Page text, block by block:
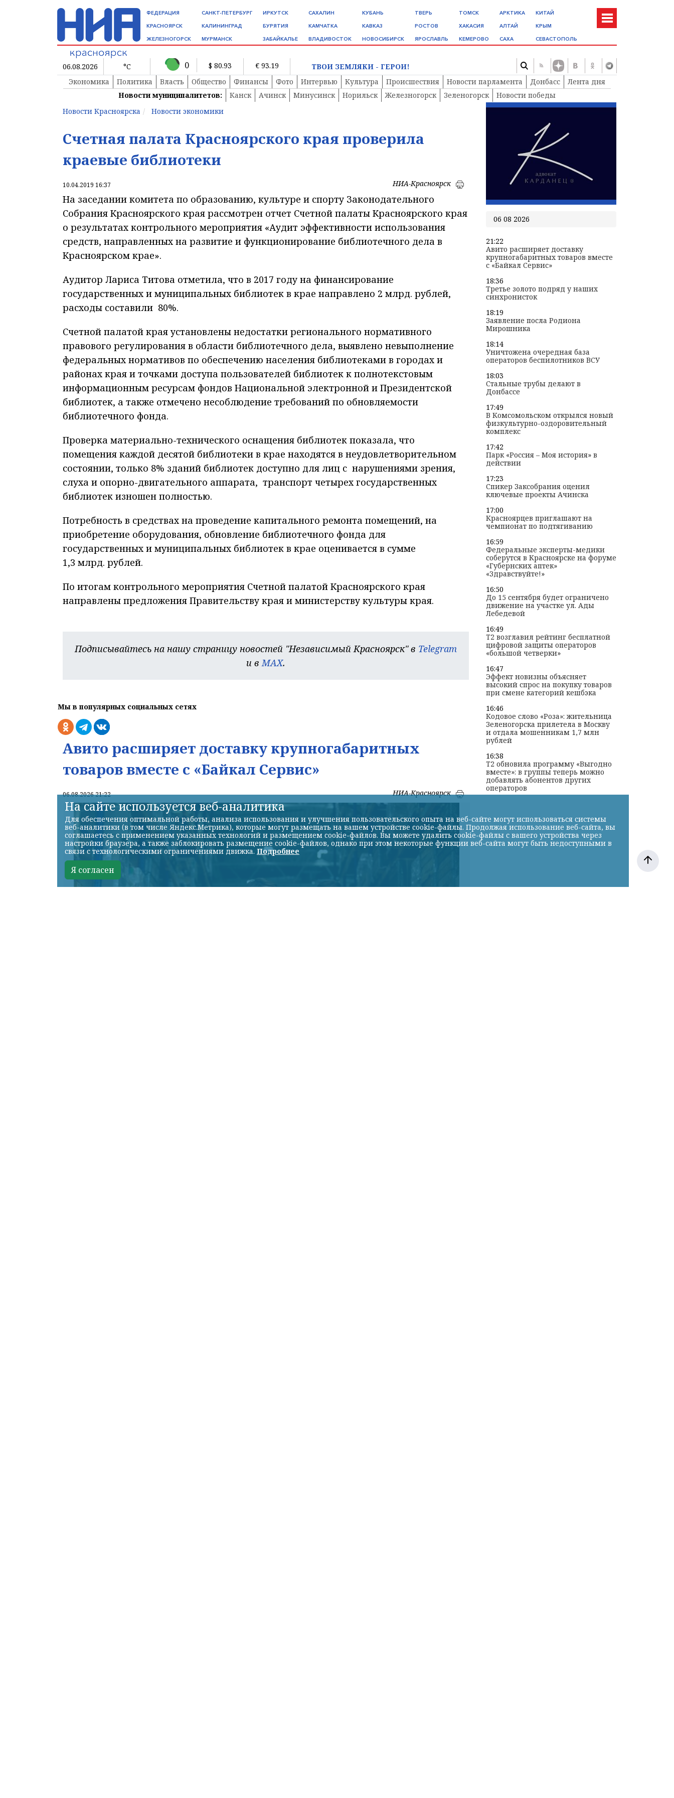
ФЕДЕРАЦИЯ
КРАСНОЯРСК
ЖЕЛЕЗНОГОРСК
САНКТ-ПЕТЕРБУРГ
КАЛИНИНГРАД
МУРМАНСК
ИРКУТСК
БУРЯТИЯ
ЗАБАЙКАЛЬЕ
САХАЛИН
КАМЧАТКА
ВЛАДИВОСТОК
КУБАНЬ
КАВКАЗ
НОВОСИБИРСК
ТВЕРЬ
РОСТОВ
ЯРОСЛАВЛЬ
ТОМСК
ХАКАСИЯ
КЕМЕРОВО
АРКТИКА
АЛТАЙ
САХА
КИТАЙ
КРЫМ
СЕВАСТОПОЛЬ
06.08.2026 °C 0 $ 80.93 € 93.19
ТВОИ ЗЕМЛЯКИ - ГЕРОИ!
Экономика
Политика Власть Общество Финансы Фото Интервью Культура Происшествия Новости парламента Донбасс
Лента дня
Новости муниципалитетов:
Канск Ачинск Минусинск Норильск Железногорск Зеленогорск
Новости победы
Новости Красноярска
Новости экономики
Счетная палата Красноярского края проверила
краевые библиотеки
10.04.2019 16:37 НИА-Красноярск
На заседании комитета по образованию, культуре и спорту Законодательного
Собрания Красноярского края рассмотрен отчет Счетной палаты Красноярского края
о результатах контрольного мероприятия «Аудит эффективности использования
средств, направленных на развитие и функционирование библиотечного дела в
Красноярском крае».
Аудитор Лариса Титова отметила, что в 2017 году на финансирование
государственных и муниципальных библиотек в крае направлено 2 млрд. рублей,
расходы составили 80%.
Счетной палатой края установлены недостатки регионального нормативного
правового регулирования в области библиотечного дела, выявлено невыполнение
федеральных нормативов по обеспечению населения библиотеками в городах и
районах края и точками доступа пользователей библиотек к полнотекстовым
информационным ресурсам фондов Национальной электронной и Президентской
библиотек, а также отмечено несоблюдение требований по обновляемости
библиотечного фонда.
Проверка материально-технического оснащения библиотек показала, что
помещения каждой десятой библиотеки в крае находятся в неудовлетворительном
состоянии, только 8% зданий библиотек доступно для лиц с нарушениями зрения,
слуха и опорно-двигательного аппарата, транспорт четырех государственных
библиотек изношен полностью.
Потребность в средствах на проведение капитального ремонта помещений, на
приобретение оборудования, обновление библиотечного фонда для
государственных и муниципальных библиотек в крае оценивается в сумме
1,3 млрд. рублей.
По итогам контрольного мероприятия Счетной палатой Красноярского края
направлены предложения Правительству края и министерству культуры края.
Подписывайтесь на нашу страницу новостей "Независимый Красноярск" в Telegram
и вMAX.
Мы в популярных социальных сетях
Авито расширяет доставку крупногабаритных
товаров вместе с «Байкал Сервис»
06.08.2026 21:22 НИА-Красноярск
06 08 2026
21:22
Авито расширяет доставку
крупногабаритных товаров вместе
с «Байкал Сервис»
18:36
Третье золото подряд у наших
синхронисток
18:19
Заявление посла Родиона
Мирошника
18:14
Уничтожена очередная база
операторов беспилотников ВСУ
18:03
Стальные трубы делают в
Донбассе
17:49
В Комсомольском открылся новый
физкультурно-оздоровительный
комплекс
17:42
Парк «Россия – Моя история» в
действии
17:23
Спикер Заксобрания оценил
ключевые проекты Ачинска
17:00
Красноярцев приглашают на
чемпионат по подтягиванию
16:59
Федеральные эксперты-медики
соберутся в Красноярске на форуме
«Губернских аптек»
«Здравствуйте!»
16:50
До 15 сентября будет ограничено
движение на участке ул. Ады
Лебедевой
16:49
T2 возглавил рейтинг бесплатной
цифровой защиты операторов
«большой четверки»
16:47
Эффект новизны объясняет
высокий спрос на покупку товаров
при смене категорий кешбэка
16:46
Кодовое слово «Роза»: жительница
Зеленогорска прилетела в Москву
и отдала мошенникам 1,7 млн
рублей
16:38
T2 обновила программу «Выгодно
вместе»: в группы теперь можно
добавлять абонентов других
операторов
На сайте используется веб-аналитика
Для обеспечения оптимальной работы, анализа использования и улучшения пользовательского опыта на веб-сайте могут использоваться системы
веб-аналитики (в том числе Яндекс.Метрика), которые могут размещать на вашем устройстве cookie-файлы. Продолжая использование веб-сайта, вы
соглашаетесь с применением указанных технологий и размещением cookie-файлов. Вы можете удалить cookie-файлы с вашего устройства через
настройки браузера, а также заблокировать размещение cookie-файлов, однако при этом некоторые функции веб-сайта могут быть недоступными в
связи с технологическими ограничениями движка. Подробнее
Я согласен